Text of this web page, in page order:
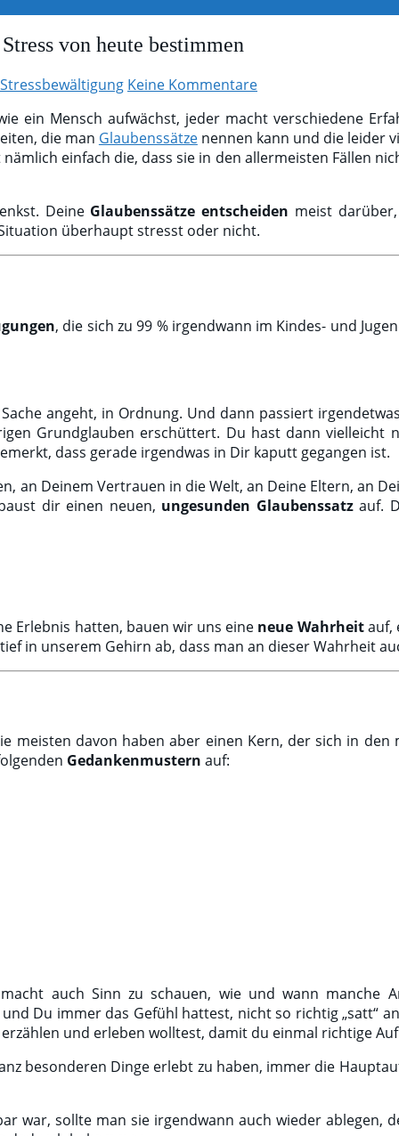
von heute bestimmen
Stressbewältigung Keine Kommentare
ein Mensch aufwächst, jeder macht verschiedene
die man Glaubenssätzenennen kann und die leider
einfach die, dass sie in den allermeisten Fällen
Deine Glaubenssätze entscheiden meist
überhaupt stresst oder nicht.
, die sich zu 99 % irgendwann im Kindes- und
angeht, in Ordnung. Und dann passiert
Grundglauben erschüttert. Du hast dann vielleicht
dass gerade irgendwas in Dir kaputt gegangen ist.
an Deinem Vertrauen in die Welt, an Deine Eltern, an
dir einen neuen, ungesunden Glaubenssatzauf.
Erlebnis hatten, bauen wir uns eine neue Wahrheitauf,
in unserem Gehirn ab, dass man an dieser Wahrheit
meisten davon haben aber einen Kern, der sich in
Gedankenmustern auf:
auch Sinn zu schauen, wie und wann manche
Du immer das Gefühl hattest, nicht so richtig „satt“
und erleben wolltest, damit du einmal richtige
besonderen Dinge erlebt zu haben, immer die
war, sollte man sie irgendwann auch wieder